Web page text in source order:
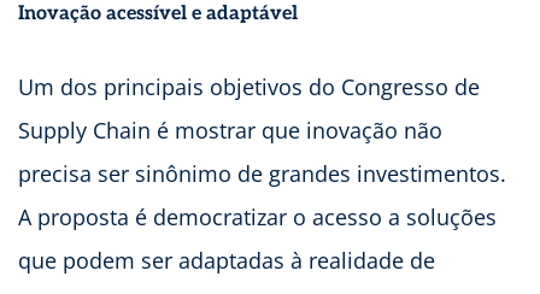
Inovação acessível e adaptável
Um dos principais objetivos do Congresso de
Supply Chain é mostrar que inovação não
precisa ser sinônimo de grandes investimentos.
A proposta é democratizar o acesso a soluções
que podem ser adaptadas à realidade de